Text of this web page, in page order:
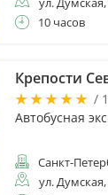
10 часов
Крепости
/
Автобусная
Санкт-
ул. Думская,